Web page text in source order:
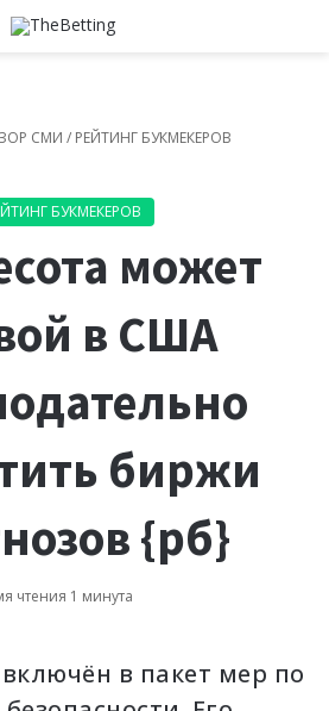
СМИ / РЕЙТИНГ БУКМЕКЕРОВ
БУКМЕКЕРОВ
может
в США
биржи
{рб}
чтения 1 минута
в пакет мер по